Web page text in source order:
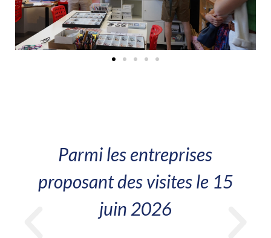
Parmi les entreprises
proposant des visites le 15
juin 2026